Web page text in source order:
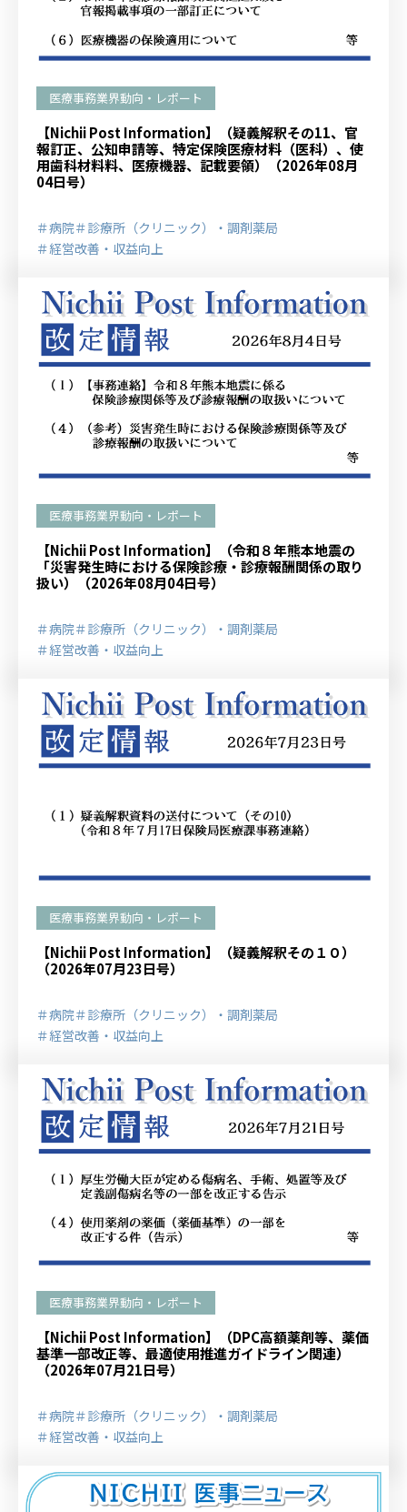
医療事務業界動向・レポート
【Nichii Post Information】（疑義解釈その11、官
報訂正、公知申請等、特定保険医療材料（医科）、使
用歯科材料料、医療機器、記載要領）（2026年08月
04日号）
＃病院＃診療所（クリニック）・調剤薬局
＃経営改善・収益向上
医療事務業界動向・レポート
【Nichii Post Information】（令和８年熊本地震の
「災害発生時における保険診療・診療報酬関係の取り
扱い）（2026年08月04日号）
＃病院＃診療所（クリニック）・調剤薬局
＃経営改善・収益向上
医療事務業界動向・レポート
【Nichii Post Information】（疑義解釈その１０）
（2026年07月23日号）
＃病院＃診療所（クリニック）・調剤薬局
＃経営改善・収益向上
医療事務業界動向・レポート
【Nichii Post Information】（DPC高額薬剤等、薬価
基準一部改正等、最適使用推進ガイドライン関連）
（2026年07月21日号）
＃病院＃診療所（クリニック）・調剤薬局
＃経営改善・収益向上